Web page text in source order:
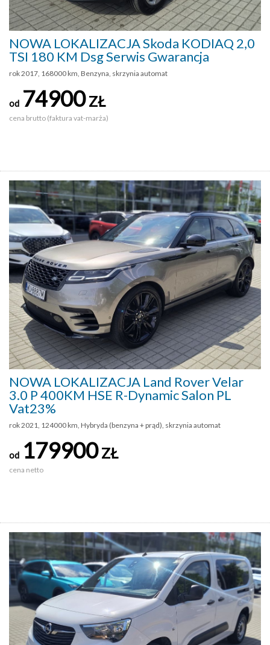
NOWA LOKALIZACJA Skoda KODIAQ 2,0
TSI 180 KM Dsg Serwis Gwarancja
rok 2017, 168000 km, Benzyna, skrzynia automat
od 74900ZŁ
cena brutto (faktura vat-marża)
NOWA LOKALIZACJA Land Rover Velar
3.0 P 400KM HSE R-Dynamic Salon PL
Vat23%
rok 2021, 124000 km, Hybryda (benzyna + prąd), skrzynia automat
od 179900ZŁ
cena netto